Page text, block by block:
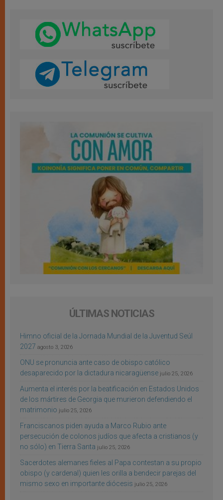
ÚLTIMAS NOTICIAS
Himno oficial de la Jornada Mundial de la Juventud Seúl
2027 agosto 3, 2026
ONU se pronuncia ante caso de obispo católico
desaparecido por la dictadura nicaragüense julio 25, 2026
Aumenta el interés por la beatificación en Estados Unidos
de los mártires de Georgia que murieron defendiendo el
matrimonio julio 25, 2026
Franciscanos piden ayuda a Marco Rubio ante
persecución de colonos judíos que afecta a cristianos (y
no sólo) en Tierra Santa julio 25, 2026
Sacerdotes alemanes fieles al Papa contestan a su propio
obispo (y cardenal) quien les orilla a bendecir parejas del
mismo sexo en importante diócesis julio 25, 2026